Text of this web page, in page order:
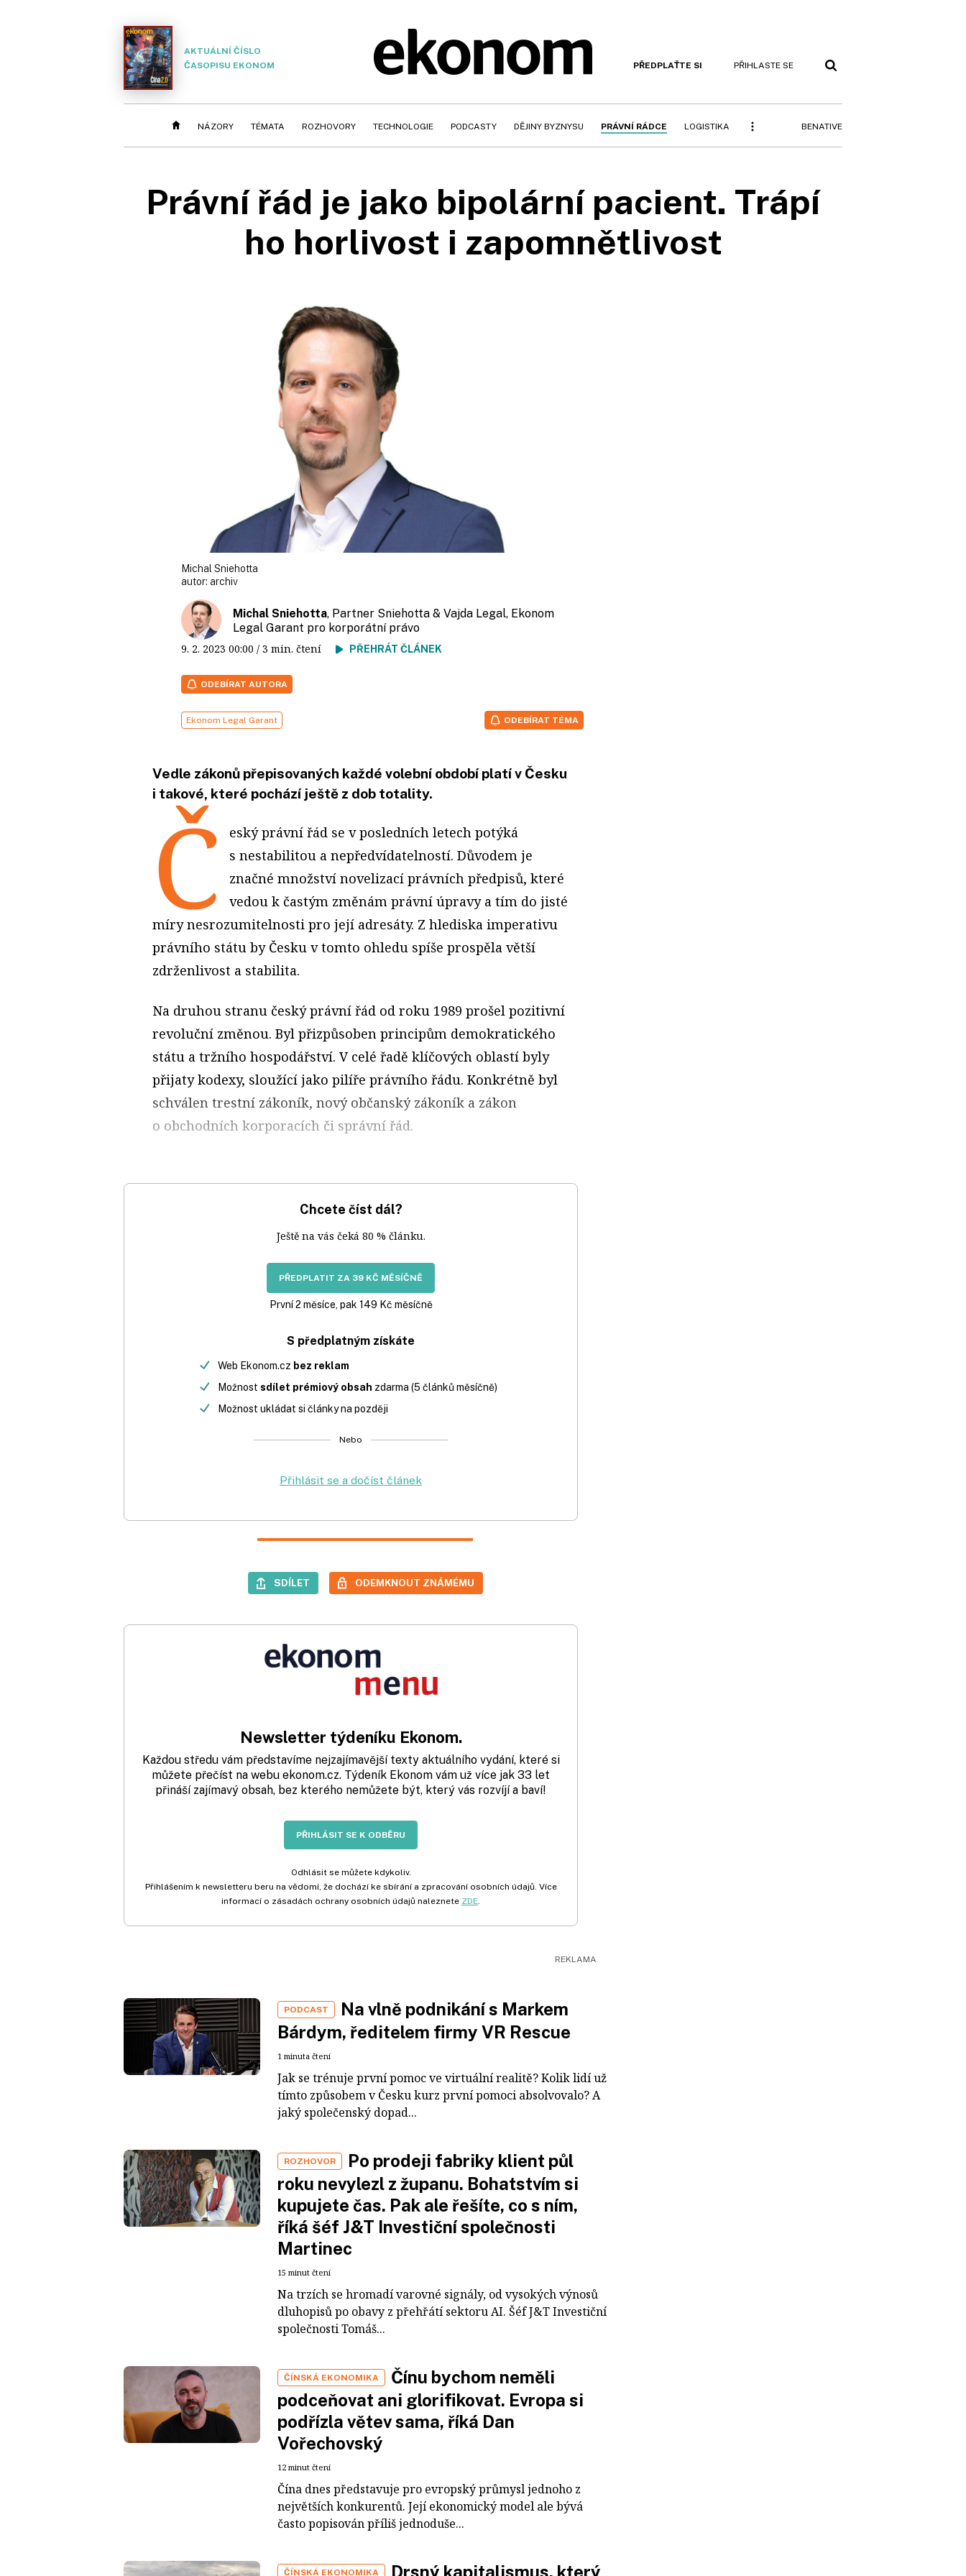
AKTUÁLNÍ ČÍSLO
ČASOPISU EKONOM
PŘEDPLAŤTE SI PŘIHLASTE SE
NÁZORY TÉMATA ROZHOVORY TECHNOLOGIE PODCASTY DĚJINY BYZNYSU PRÁVNÍ RÁDCE LOGISTIKA BENATIVE
Právní řád je jako bipolární pacient. Trápí
ho horlivost i zapomnětlivost
Michal Sniehotta
autor: archiv
Michal Sniehotta, Partner Sniehotta & Vajda Legal, Ekonom
Legal Garant pro korporátní právo
9. 2. 2023 00:00 / 3 min. čtení PŘEHRÁT ČLÁNEK
ODEBÍRAT AUTORA
Ekonom Legal Garant ODEBÍRAT TÉMA
Vedle zákonů přepisovaných každé volební období platí v Česku
i takové, které pochází ještě z dob totality.
Č
eský právní řád se v posledních letech potýká
s nestabilitou a nepředvídatelností. Důvodem je
značné množství novelizací právních předpisů, které
vedou k častým změnám právní úpravy a tím do jisté
míry nesrozumitelnosti pro její adresáty. Z hlediska imperativu
právního státu by Česku v tomto ohledu spíše prospěla větší
zdrženlivost a stabilita.
Na druhou stranu český právní řád od roku 1989 prošel pozitivní
revoluční změnou. Byl přizpůsoben principům demokratického
státu a tržního hospodářství. V celé řadě klíčových oblastí byly
přijaty kodexy, sloužící jako pilíře právního řádu. Konkrétně byl
schválen trestní zákoník, nový občanský zákoník a zákon
o obchodních korporacích či správní řád.
Chcete číst dál?
Ještě na vás čeká 80 % článku.
PŘEDPLATIT ZA 39 KČ MĚSÍČNĚ
První 2 měsíce, pak 149 Kč měsíčně
S předplatným získáte
Web Ekonom.cz bez reklam
Možnost sdílet prémiový obsah zdarma (5 článků měsíčně)
Možnost ukládat si články na později
Nebo
Přihlásit se a dočíst článek
SDÍLET ODEMKNOUT ZNÁMÉMU
Newsletter týdeníku Ekonom.
Každou středu vám představíme nejzajímavější texty aktuálního vydání, které si
můžete přečíst na webu ekonom.cz. Týdeník Ekonom vám už více jak 33 let
přináší zajímavý obsah, bez kterého nemůžete být, který vás rozvíjí a baví!
PŘIHLÁSIT SE K ODBĚRU
Odhlásit se můžete kdykoliv.
Přihlášením k newsletteru beru na vědomí, že dochází ke sbírání a zpracování osobních údajů. Více
informací o zásadách ochrany osobních údajů naleznete ZDE
PODCAST
Na vlně podnikání s Markem
Bárdym, ředitelem firmy VR Rescue
1 minuta čtení
Jak se trénuje první pomoc ve virtuální realitě? Kolik lidí už
tímto způsobem v Česku kurz první pomoci absolvovalo? A
jaký společenský dopad...
ROZHOVOR
Po prodeji fabriky klient půl
roku nevylezl z županu. Bohatstvím si
kupujete čas. Pak ale řešíte, co s ním,
říká šéf J&T Investiční společnosti
Martinec
15 minut čtení
Na trzích se hromadí varovné signály, od vysokých výnosů
dluhopisů po obavy z přehřátí sektoru AI. Šéf J&T Investiční
společnosti Tomáš...
ČÍNSKÁ EKONOMIKA
Čínu bychom neměli
podceňovat ani glorifikovat. Evropa si
podřízla větev sama, říká Dan
Vořechovský
12 minut čtení
Čína dnes představuje pro evropský průmysl jednoho z
největších konkurentů. Její ekonomický model ale bývá
často popisován příliš jednoduše...
ČÍNSKÁ EKONOMIKA Drsný kapitalismus, který